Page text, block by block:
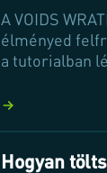
A VOIDS
élményed
a tutorialban
kalandokat és
Hogyan